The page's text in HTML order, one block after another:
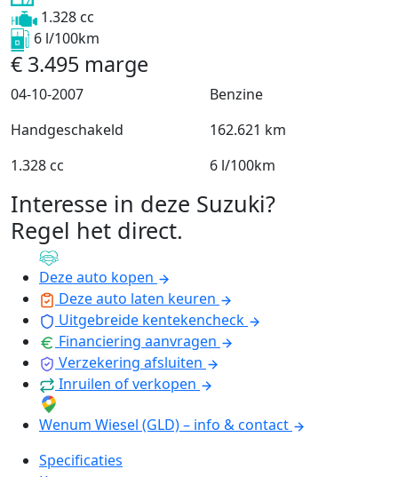
1.328 cc
6 l/100km
€ 3.495 marge
04-10-2007
Benzine
Handgeschakeld
162.621 km
1.328 cc
6 l/100km
Interesse in deze Suzuki?
Regel het direct.
Deze auto kopen
Deze auto laten keuren
Uitgebreide kentekencheck
Financiering aanvragen
Verzekering afsluiten
Inruilen of verkopen
Wenum Wiesel (GLD) – info & contact
Specificaties